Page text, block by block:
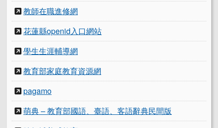
教師在職進修網
花蓮縣openid入口網站
學生生涯輔導網
教育部家庭教育資源網
pagamo
萌典 – 教育部國語、臺語、客語辭典民間版